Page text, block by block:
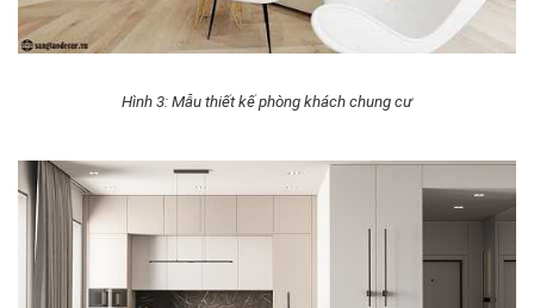
Hình 3: Mẫu thiết kế phòng khách chung cư